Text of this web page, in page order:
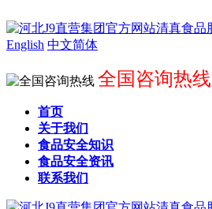
English 中文简体
全国咨询热
首页
关于我们
食品安全知识
食品安全资讯
联系我们